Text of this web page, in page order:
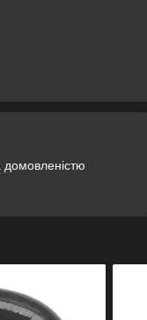
домовленістю